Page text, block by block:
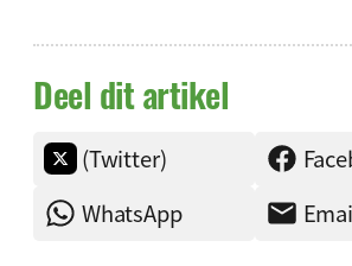
Deel dit artikel
(Twitter)
WhatsApp